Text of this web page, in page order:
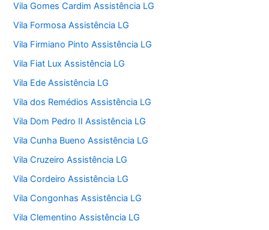
Vila Gomes Cardim Assistência LG
Vila Formosa Assistência LG
Vila Firmiano Pinto Assistência LG
Vila Fiat Lux Assistência LG
Vila Ede Assistência LG
Vila dos Remédios Assistência LG
Vila Dom Pedro II Assistência LG
Vila Cunha Bueno Assistência LG
Vila Cruzeiro Assistência LG
Vila Cordeiro Assistência LG
Vila Congonhas Assistência LG
Vila Clementino Assistência LG